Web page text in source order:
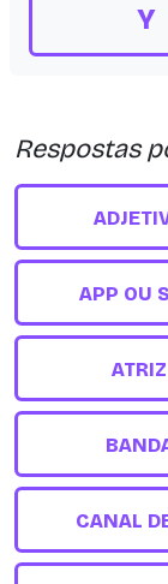
Y
Respostas
APP OU
ATRIZ
CANAL